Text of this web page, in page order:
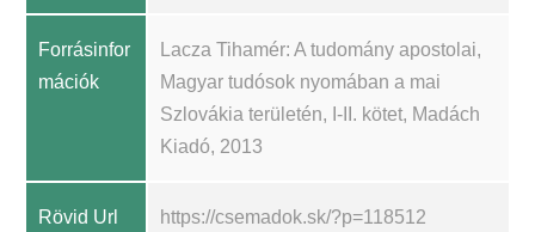
Forrásinfor
mációk
Lacza Tihamér: A tudomány apostolai,
Magyar tudósok nyomában a mai
Szlovákia területén, I-II. kötet, Madách
Kiadó, 2013
Rövid Url https://csemadok.sk/?p=118512